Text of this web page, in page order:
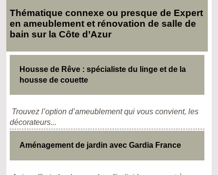
Thématique connexe ou presque de Expert
en ameublement et rénovation de salle de
bain sur la Côte d’Azur
Housse de Rêve : spécialiste du linge et de la
housse de couette
Trouvez l’option d’ameublement qui vous convient, les
décorateurs...
Aménagement de jardin avec Gardia France